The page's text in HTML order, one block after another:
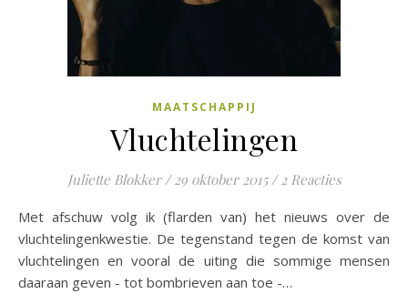
MAATSCHAPPIJ
Vluchtelingen
Juliette Blokker / 29 oktober 2015 / 2 Reacties
Met afschuw volg ik (flarden van) het nieuws over de
vluchtelingenkwestie. De tegenstand tegen de komst van
vluchtelingen en vooral de uiting die sommige mensen
daaraan geven - tot bombrieven aan toe -…